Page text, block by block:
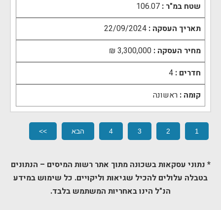
שטח במ"ר : 106.07
תאריך העסקה : 22/09/2024
מחיר העסקה : 3,300,000 ₪
חדרים : 4
קומה : ראשונה
1
2
3
4 הבא >>
* נתוני עסקאות בשכונה מתוך אתר רשות המיסים – הנתונים
בטבלה עלולים להכיל שגיאות וליקויים. כל שימוש במידע
הנ"ל הינו באחריות המשתמש בלבד.